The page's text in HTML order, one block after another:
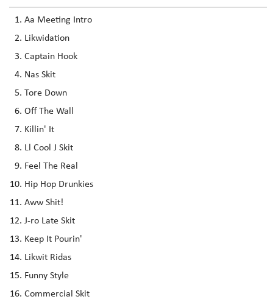
Aa Meeting Intro
Likwidation
Captain Hook
Nas Skit
Tore Down
Off The Wall
Killin' It
Ll Cool J Skit
Feel The Real
Hip Hop Drunkies
Aww Shit!
J-ro Late Skit
Keep It Pourin'
Likwit Ridas
Funny Style
Commercial Skit